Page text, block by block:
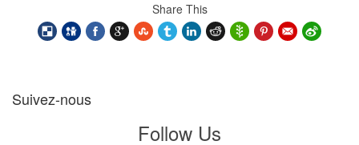
Share This
Suivez-nous
Follow Us